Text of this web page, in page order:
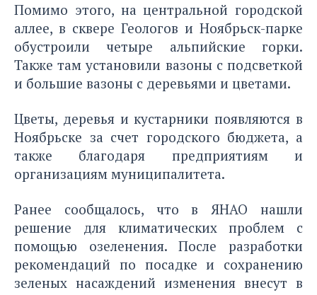
Помимо этого, на центральной городской
аллее, в сквере Геологов и Ноябрьск-парке
обустроили четыре альпийские горки.
Также там установили вазоны с подсветкой
и большие вазоны с деревьями и цветами.
Цветы, деревья и кустарники появляются в
Ноябрьске за счет городского бюджета, а
также благодаря предприятиям и
организациям муниципалитета.
Ранее сообщалось, что в ЯНАО нашли
решение для климатических проблем с
помощью озеленения. После разработки
рекомендаций по посадке и сохранению
зеленых насаждений изменения внесут в